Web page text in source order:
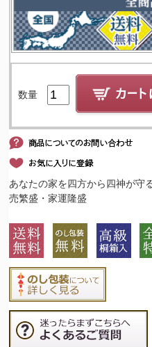
数量
あなたの家を四方から四神が守
売繁盛・家運隆盛